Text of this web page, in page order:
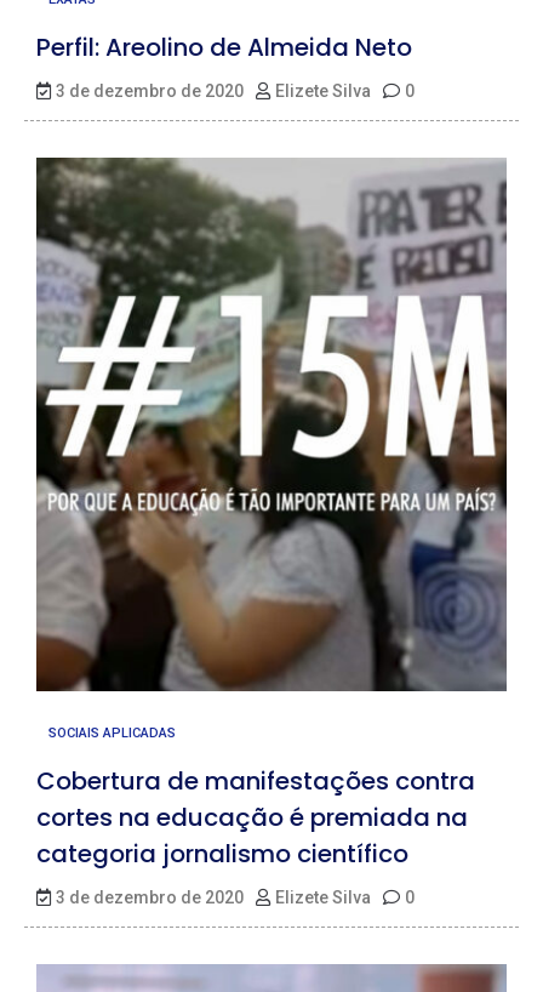
Perfil: Areolino de Almeida Neto
3 de dezembro de 2020 Elizete Silva 0
SOCIAIS APLICADAS
Cobertura de manifestações contra
cortes na educação é premiada na
categoria jornalismo científico
3 de dezembro de 2020 Elizete Silva 0